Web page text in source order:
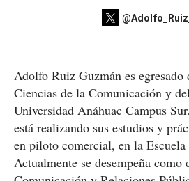
Adolfo Ruiz Guzmán es
Ciencias de la Comunicación y
Universidad Anáhuac Campus
está realizando sus estudios y
en piloto comercial, en la
Actualmente se desempeña como